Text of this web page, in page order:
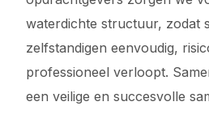
waterdichte structuur, zodat
zelfstandigen eenvoudig,
professioneel verloopt.
een veilige en succesvolle